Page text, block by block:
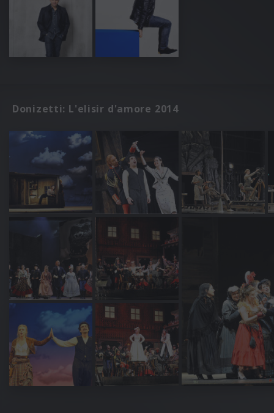
Donizetti: L'elisir d'amore 2014